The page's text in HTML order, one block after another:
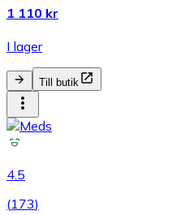
1 110 kr
I lager
Till butik
4.5
(173)